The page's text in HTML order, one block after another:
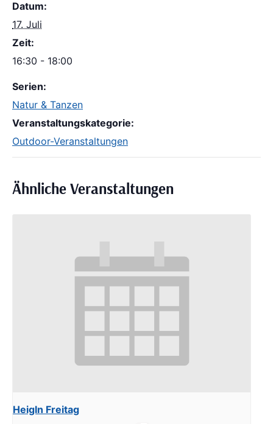
Datum:
17. Juli
Zeit:
16:30 - 18:00
Serien:
Natur & Tanzen
Veranstaltungskategorie:
Outdoor-Veranstaltungen
Ähnliche Veranstaltungen
Heigln Freitag